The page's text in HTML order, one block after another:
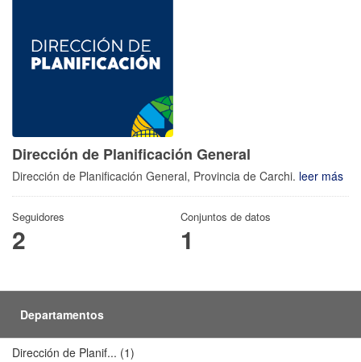
Dirección de Planificación General
Dirección de Planificación General, Provincia de Carchi. leer más
Seguidores
2
Conjuntos de datos
1
Departamentos
Dirección de Planif... (1)